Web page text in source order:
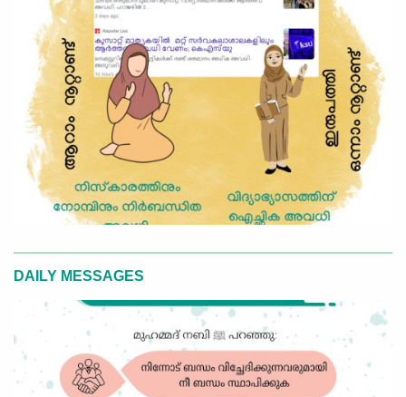
DAILY MESSAGES